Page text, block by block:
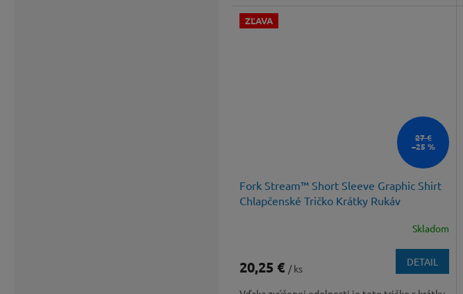
ZĽAVA
27 €
–25 %
Fork Stream™ Short Sleeve Graphic Shirt
Chlapčenské Tričko Krátky Rukáv
Skladom
20,25 € / ks
DETAIL